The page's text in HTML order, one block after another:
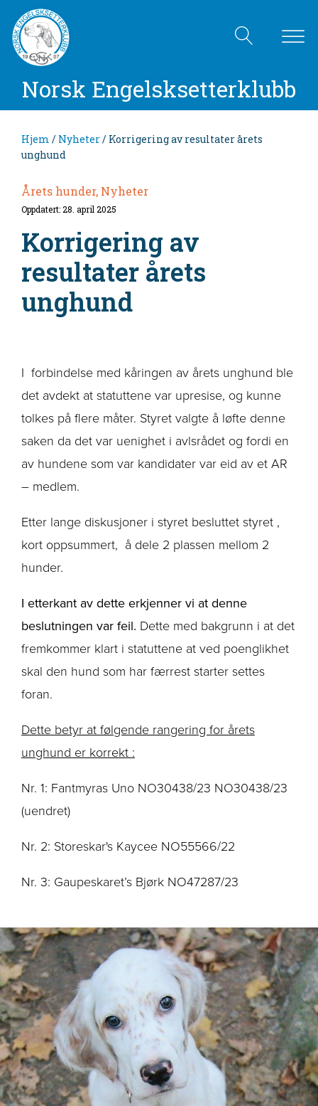
Norsk Engelsksetterklubb
Hjem / Nyheter/ Korrigering av resultater årets
unghund
Årets hunder, Nyheter
Oppdatert: 28. april 2025
Korrigering av
resultater årets
unghund
I forbindelse med kåringen av årets unghund ble
det avdekt at statuttene var upresise, og kunne
tolkes på flere måter. Styret valgte å løfte denne
saken da det var uenighet i avlsrådet og fordi en
av hundene som var kandidater var eid av et AR
– medlem.
Etter lange diskusjoner i styret besluttet styret ,
kort oppsummert, å dele 2 plassen mellom 2
hunder.
I etterkant av dette erkjenner vi at denne
beslutningen var feil. Dette med bakgrunn i at det
fremkommer klart i statuttene at ved poenglikhet
skal den hund som har færrest starter settes
foran.
Dette betyr at følgende rangering for årets
unghund er korrekt :
Nr. 1: Fantmyras Uno NO30438/23 NO30438/23
(uendret)
Nr. 2: Storeskar's Kaycee NO55566/22
Nr. 3: Gaupeskaret’s Bjørk NO47287/23